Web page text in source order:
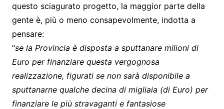
questo sciagurato progetto, la maggior parte della
gente è, più o meno consapevolmente, indotta a
pensare:
“se la Provincia è disposta a sputtanare milioni di
Euro per finanziare questa vergognosa
realizzazione, figurati se non sarà disponibile a
sputtanarne qualche decina di migliaia (di Euro) per
finanziare le più stravaganti e fantasiose